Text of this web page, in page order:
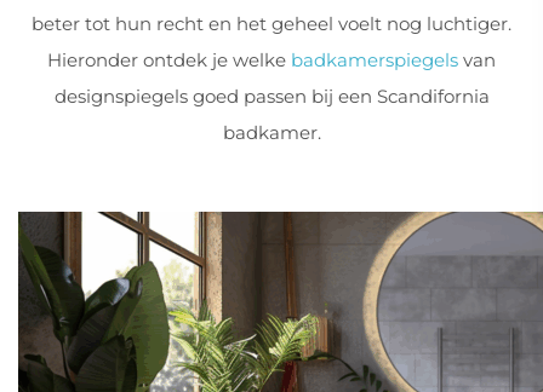
beter tot hun recht en het geheel voelt nog luchtiger.
Hieronder ontdek je welke badkamerspiegels van
designspiegels goed passen bij een Scandifornia
badkamer.